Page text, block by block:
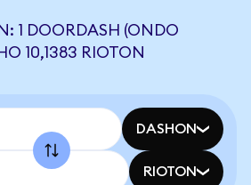
1 DOORDASH (ONDO
10,1383 RIOTON
DASHON
RIOTON